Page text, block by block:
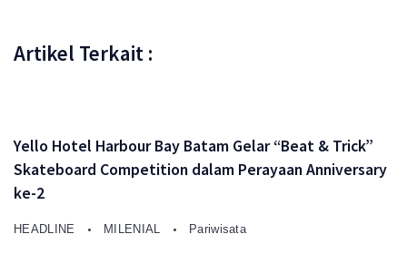
Artikel Terkait :
Yello Hotel Harbour Bay Batam Gelar “Beat & Trick”
Skateboard Competition dalam Perayaan Anniversary
ke-2
HEADLINE MILENIAL Pariwisata